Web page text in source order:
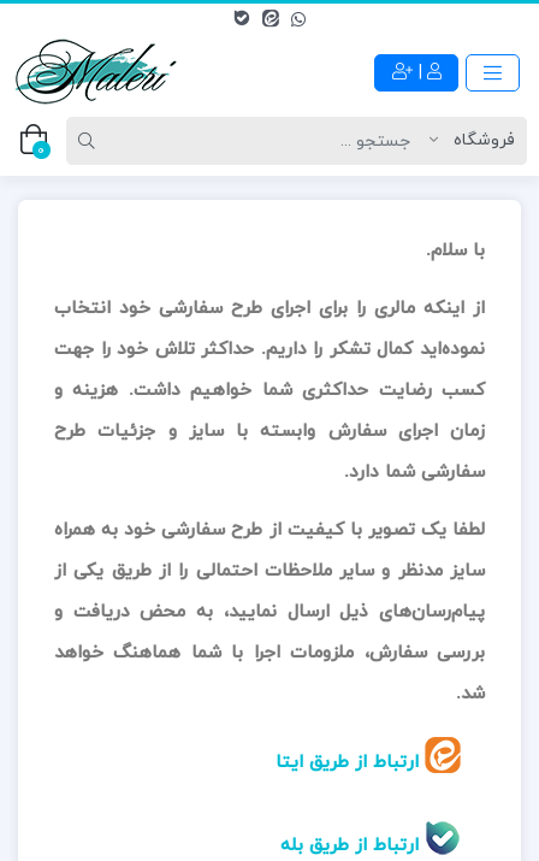
0
با سلام.
از اینکه مالری را برای اجرای طرح سفارشی خود انتخاب
نموده‌اید کمال تشکر را داریم. حداکثر تلاش خود را جهت
کسب رضایت حداکثری شما خواهیم داشت. هزینه و
زمان اجرای سفارش وابسته با سایز و جزئیات طرح
سفارشی شما دارد.
لطفا یک تصویر با کیفیت از طرح سفارشی خود به همراه
سایز مدنظر و سایر ملاحظات احتمالی را از طریق یکی از
پیام‌رسان‌های ذیل ارسال نمایید، به محض دریافت و
بررسی سفارش، ملزومات اجرا با شما هماهنگ خواهد
شد.
ارتباط از طریق ایتا
ارتباط از طریق بله